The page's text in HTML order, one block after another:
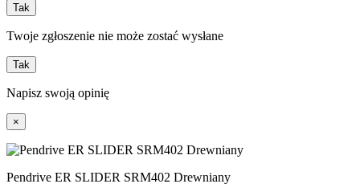
Tak
Twoje zgłoszenie nie może zostać wysłane
Tak
Napisz swoją opinię
×
Pendrive ER SLIDER SRM402 Drewniany